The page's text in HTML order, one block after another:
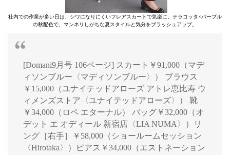
社内での作業が多い日は、シワになりにくいフレアスカートで気楽に。テラコッタ×パープル
の秋配色で、マンネリしがちな夏スタイルと気分をブラッシュアップ。
[Domani9月号 106ページ] スカート￥91,000（マデ
ィソンブルー〈マディソンブルー〉） ブラウス
￥15,000（ユナイテッドアローズ アトレ恵比寿 ウ
ィメンズストア〈ユナイテッドアローズ〉） 靴
￥34,000（ロペ エターナル） バッグ￥32,000（オ
デット エ オディール 新宿店〈LIA NUMA〉）リ
ング［右手］￥58,000（ショールームセッション
〈Hirotaka〉）ピアス￥34,000（エストネーション